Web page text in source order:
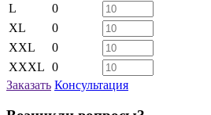
L
0
XL
0
XXL
0
XXXL 0
Заказать Консультация